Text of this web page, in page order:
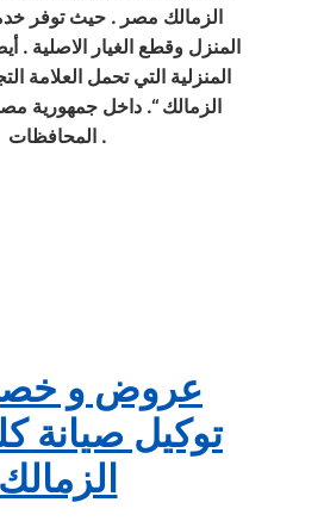
الزمالك مصر . حيث توفر
المنزل وقطع الغيار الاصلية .
المنزلية التي تحمل العلامة
الزمالك “. داخل جمهورية
المحافظات .
عروض و
توكيل صيانة
الزمالك